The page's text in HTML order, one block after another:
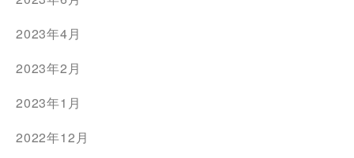
2023年4月
2023年2月
2023年1月
2022年12月